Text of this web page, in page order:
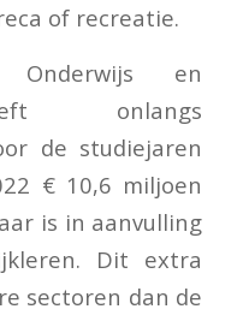
of recreatie.
en
onlangs
de studiejaren
€ 10,6 miljoen
is in aanvulling
Dit extra
sectoren dan de